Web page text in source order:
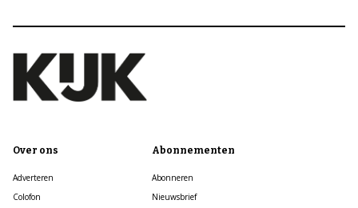
Over ons
Adverteren
Colofon
Abonnementen
Abonneren
Nieuwsbrief